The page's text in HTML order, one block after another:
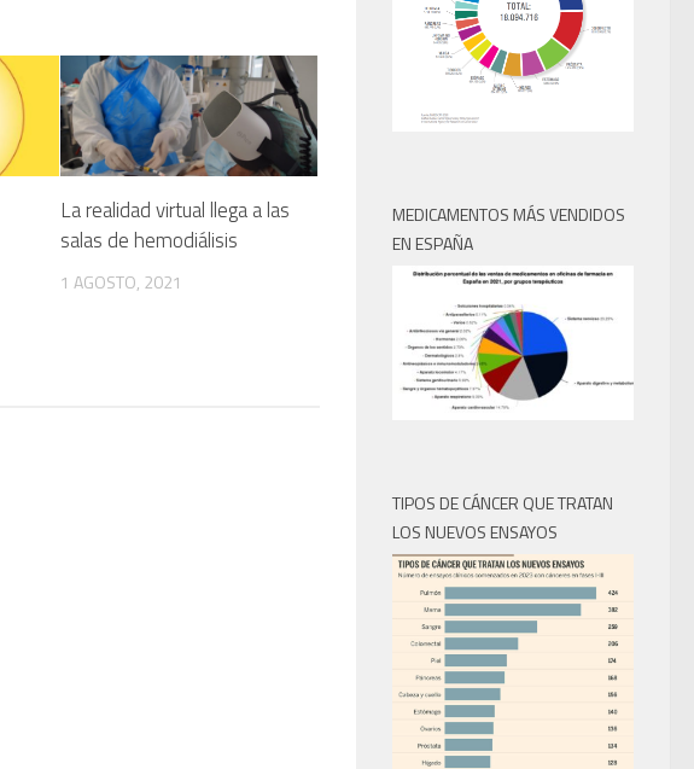
La realidad virtual llega a las
salas de hemodiálisis
1 AGOSTO, 2021
MEDICAMENTOS MÁS VENDIDOS
EN ESPAÑA
TIPOS DE CÁNCER QUE TRATAN
LOS NUEVOS ENSAYOS